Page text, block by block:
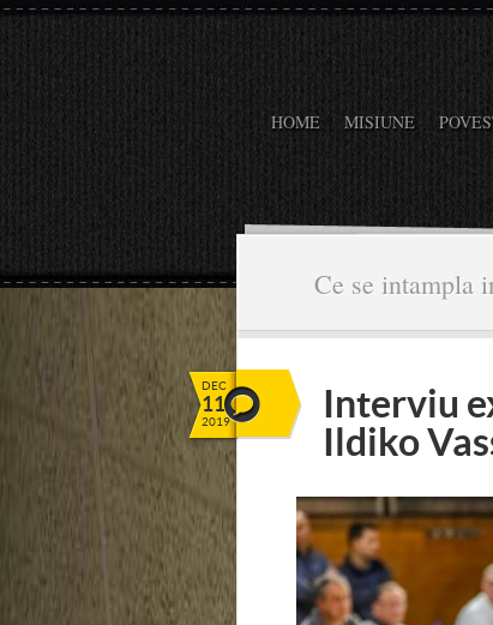
HOME MISIUNE
Ce se intampla
DEC
11
2019
Interviu
Ildiko